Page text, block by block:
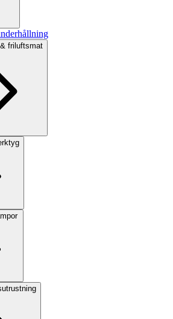
friluftsmat
Lyktor & lampor